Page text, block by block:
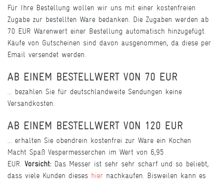
Für Ihre Bestellung wollen wir uns mit einer kostenfreien
Zugabe zur bestellten Ware bedanken. Die Zugaben werden ab
70 EUR Warenwert einer Bestellung automatisch hinzugefügt.
Käufe von Gutscheinen sind davon ausgenommen, da diese per
Email versendet werden.
AB EINEM BESTELLWERT VON 70 EUR
... bezahlen Sie für deutschlandweite Sendungen keine
Versandkosten.
AB EINEM BESTELLWERT VON 120 EUR
... erhalten Sie obendrein kostenfrei zur Ware ein Kochen
Macht Spaß Vespermesserchen im Wert von 6,95
EUR. Vorsicht: Das Messer ist sehr sehr scharf und so beliebt,
dass viele Kunden dieses hier nachkaufen. Bisweilen kann es